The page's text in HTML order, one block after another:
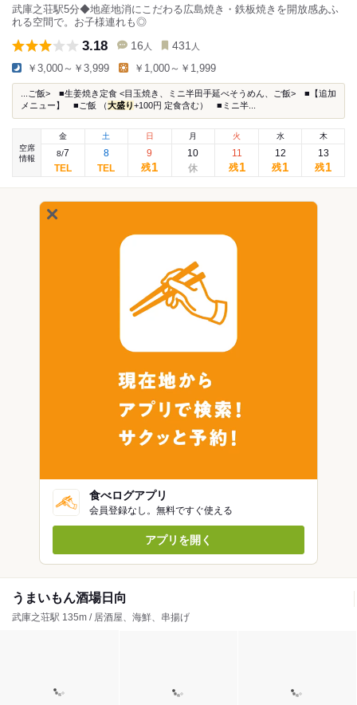
武庫之荘駅5分◆地産地消にこだわる広島焼き・鉄板焼きを開放感あふ
れる空間で。お子様連れも◎
3.18 16 人 431 人
￥3,000～￥3,999 ￥1,000～￥1,999
...ご飯> ■生姜焼き定食 <目玉焼き、ミニ半田手延べそうめん、ご飯> ■【追加
メニュー】 ■ご飯 （大盛り+100円 定食含む） ■ミニ半...
空席
情報
金
8/7
土
8
日
9
残1
月
10
火
11
残1
水
12
残1
木
13
残1
食べログアプリ
会員登録なし。無料ですぐ使える
アプリを開く
うまいもん酒場日向
武庫之荘駅 135m / 居酒屋、海鮮、串揚げ